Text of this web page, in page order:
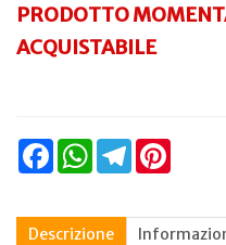
PRODOTTO
ACQUISTABILE
FacebookWhatsAppTelegram
Descrizione